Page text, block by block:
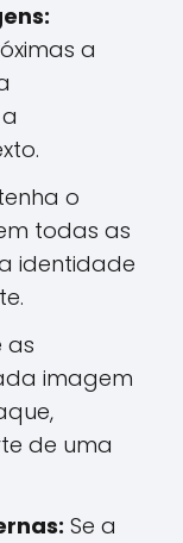
a
o
todas as
identidade
as
imagem
de uma
Se a